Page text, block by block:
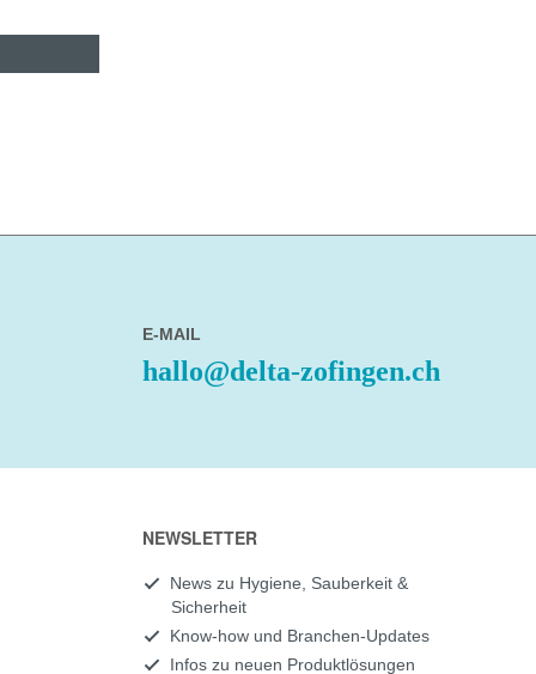
E-MAIL
hallo@delta-zofingen.ch
NEWSLETTER
News zu Hygiene, Sauberkeit &
Sicherheit
Know-how und Branchen-Updates
Infos zu neuen Produktlösungen